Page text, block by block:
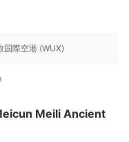
国際空港 (WUX)
Meili Ancient